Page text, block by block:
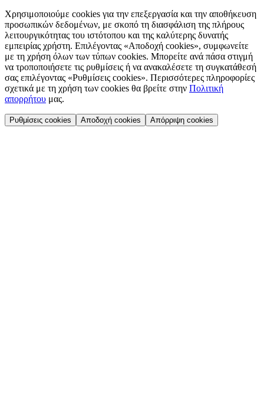
Χρησιμοποιούμε cookies για την επεξεργασία και την αποθήκευση
προσωπικών δεδομένων, με σκοπό τη διασφάλιση της πλήρους
λειτουργικότητας του ιστότοπου και της καλύτερης δυνατής
εμπειρίας χρήστη. Επιλέγοντας «Αποδοχή cookies», συμφωνείτε
με τη χρήση όλων των τύπων cookies. Μπορείτε ανά πάσα στιγμή
να τροποποιήσετε τις ρυθμίσεις ή να ανακαλέσετε τη συγκατάθεσή
σας επιλέγοντας «Ρυθμίσεις cookies». Περισσότερες πληροφορίες
σχετικά με τη χρήση των cookies θα βρείτε στην Πολιτική
απορρήτου μας.
Ρυθμίσεις cookies Αποδοχή cookies Απόρριψη cookies